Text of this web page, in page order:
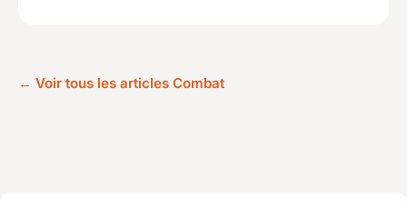
← Voir tous les articles Combat